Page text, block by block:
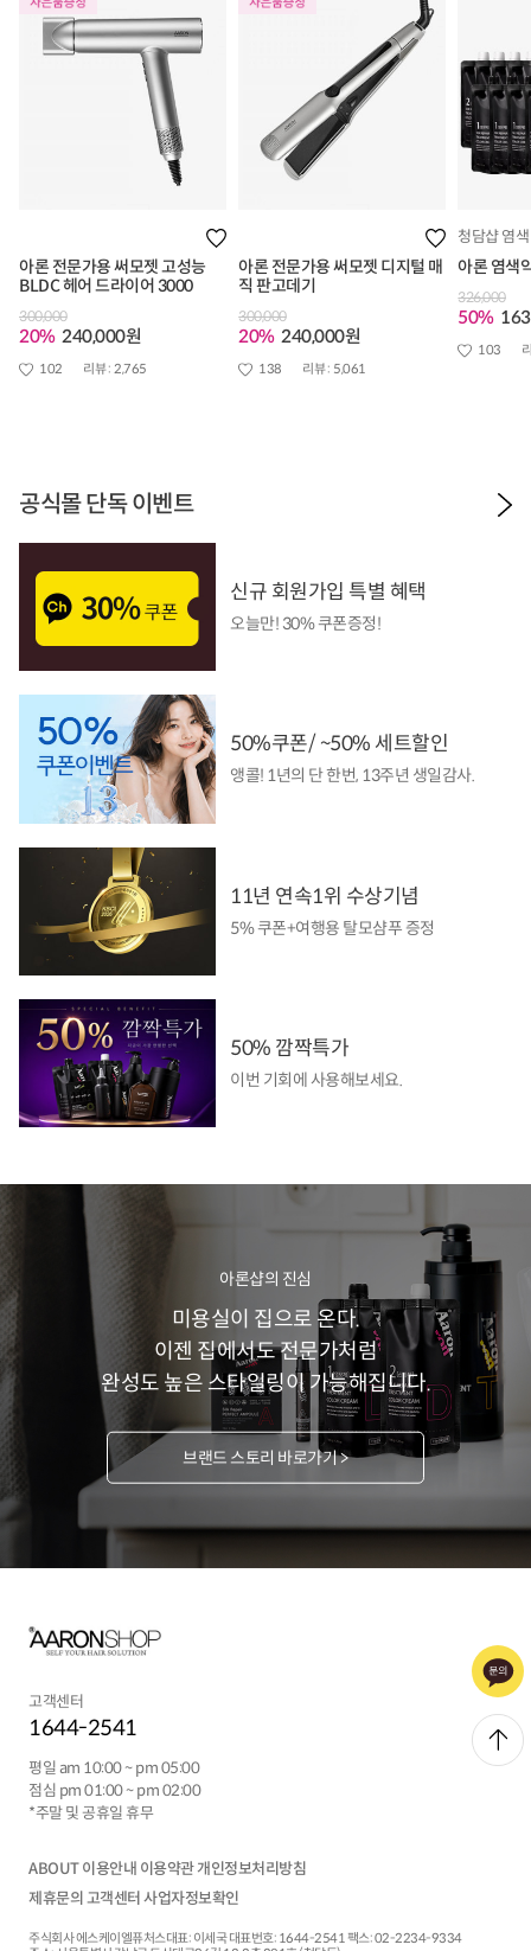
아론 전문가용 써모젯 고성능
BLDC 헤어 드라이어 3000
300,000
20% 240,000원
102 리뷰 : 2,765
아론 전문가용 써모젯 디지털 매
직 판고데기
300,000
20% 240,000원
138 리뷰 : 5,061
청담샵 염
아론 염색
326,000
50%
103
공식몰 단독 이벤트
신규 회원가입 특별 혜택
오늘만! 30% 쿠폰증정!
50%쿠폰/ ~50% 세트할인
앵콜! 1년의 단 한번, 13주년 생일감사.
11년 연속1위 수상기념
5% 쿠폰+여행용 탈모샴푸 증정
50% 깜짝특가
이번 기회에 사용해보세요.
아론샵의 진심
미용실이 집으로 온다.
이젠 집에서도 전문가처럼
완성도 높은 스타일링이 가능해집니다.
브랜드 스토리 바로가기 >
고객센터
1644-2541
평일 am 10:00 ~ pm 05:00
점심 pm 01:00 ~ pm 02:00
*주말 및 공휴일 휴무
ABOUT 이용안내 이용약관 개인정보처리방침
제휴문의 고객센터 사업자정보확인
주식회사 에스케이엘퓨처스대표: 이세국 대표번호: 1644-2541팩스: 02-2234-9334